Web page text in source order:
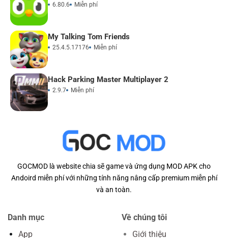
6.80.6 Miễn phí
My Talking Tom Friends
25.4.5.17176 Miễn phí
Hack Parking Master Multiplayer 2
2.9.7 Miễn phí
GOCMOD là website chia sẽ game và ứng dụng MOD APK cho
Andoird miễn phí với những tính năng nâng cấp premium miễn phí
và an toàn.
Danh mục
App
Về chúng tôi
Giới thiệu